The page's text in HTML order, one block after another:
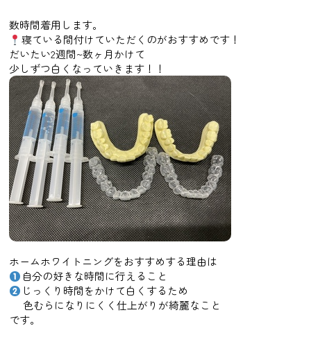
数時間着用します。
寝ている間付けていただくのがおすすめです！
だいたい2週間~数ヶ月かけて
少しずつ白くなっていきます！！
ホームホワイトニングをおすすめする理由は
自分の好きな時間に行えること
じっくり時間をかけて白くするため
色むらになりにくく仕上がりが綺麗なこと
です。